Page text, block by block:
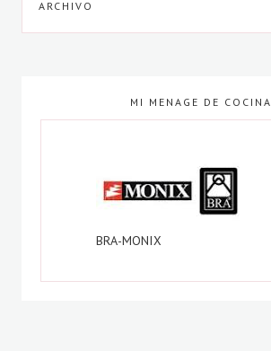
ARCHIVO
MI MENAGE DE COCINA
BRA-MONIX